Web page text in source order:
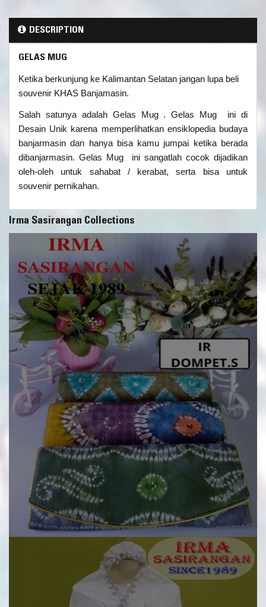
DESCRIPTION
GELAS MUG
Ketika berkunjung ke Kalimantan Selatan jangan lupa beli
souvenir KHAS Banjamasin.
Salah satunya adalah Gelas Mug . Gelas Mug ini di
Desain Unik karena memperlihatkan ensiklopedia budaya
banjarmasin dan hanya bisa kamu jumpai ketika berada
dibanjarmasin. Gelas Mug ini sangatlah cocok dijadikan
oleh-oleh untuk sahabat / kerabat, serta bisa untuk
souvenir pernikahan.
Irma Sasirangan Collections